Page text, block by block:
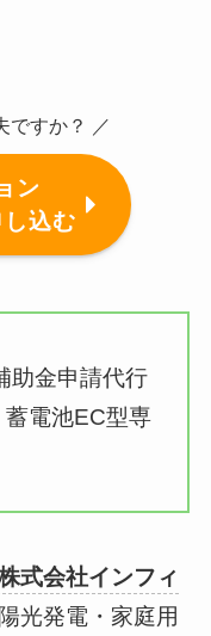
ですか？ ／
ン
込む
助金申請代行
蓄電池EC型専
式会社インフィ
光発電・家庭用